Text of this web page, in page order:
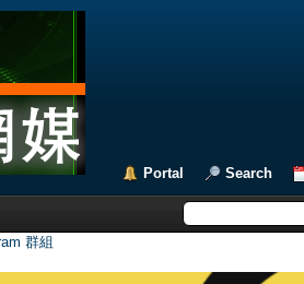
Portal Search
群組